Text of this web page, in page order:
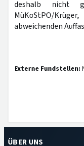
deshalb nicht
MüKoStPO/
abweichenden
Externe Fundstellen:
ÜBER UNS